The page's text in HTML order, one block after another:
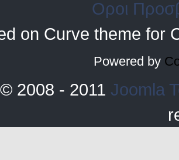
Οροι
on Curve theme for
Powered by
2008 - 2011 Joomla